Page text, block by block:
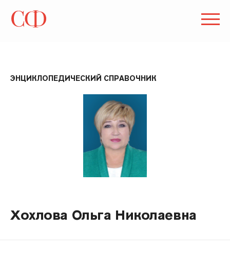
ЭНЦИКЛОПЕДИЧЕСКИЙ СПРАВОЧНИК
Хохлова Ольга Николаевна